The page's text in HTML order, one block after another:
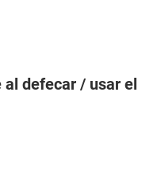
defecar / usar el